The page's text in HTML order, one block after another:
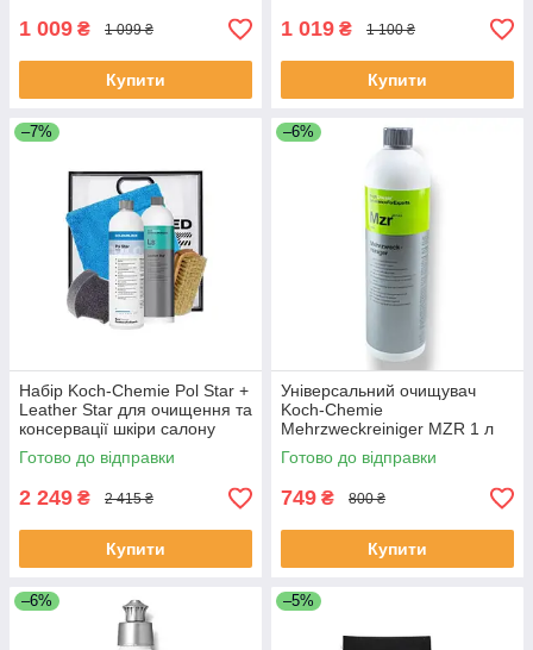
1 009 ₴ 1 099 ₴
Купити
1 019 ₴ 1 100 ₴
Купити
–7%
Набір Koch-Chemie Pol Star +
Leather Star для очищення та
консервації шкіри салону
авто
Готово до відправки
2 249 ₴ 2 415 ₴
Купити
–6%
Універсальний очищувач
Koch-Chemie
Mehrzweckreiniger MZR 1 л
для салону авто
Готово до відправки
749 ₴ 800 ₴
Купити
–6% –5%